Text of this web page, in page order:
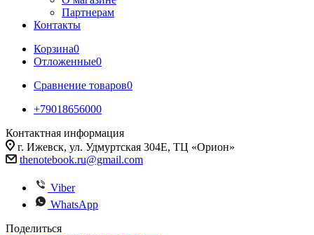
Партнерам
Контакты
Корзина0
Отложенные0
Сравнение товаров0
+79018656000
Контактная информация
г. Ижевск, ул. Удмуртская 304Е, ТЦ «Орион»
thenotebook.ru@gmail.com
Viber
WhatsApp
Поделиться